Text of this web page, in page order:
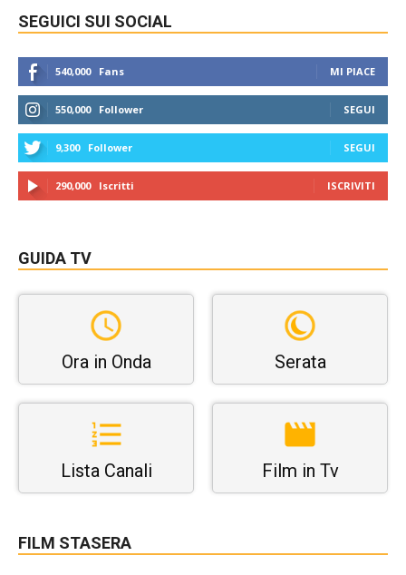
SEGUICI SUI SOCIAL
540,000 Fans MI PIACE
550,000 Follower SEGUI
9,300 Follower SEGUI
290,000 Iscritti ISCRIVITI
GUIDA TV
Ora in Onda Serata
Lista Canali Film in Tv
FILM STASERA